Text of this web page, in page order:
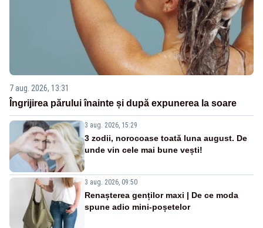
7 aug. 2026, 13:31
Îngrijirea părului înainte și după expunerea la soare
3 aug. 2026, 15:29
3 zodii, norocoase toată luna august. De
unde vin cele mai bune vești!
3 aug. 2026, 09:50
Renașterea genților maxi | De ce moda
spune adio mini-poșetelor